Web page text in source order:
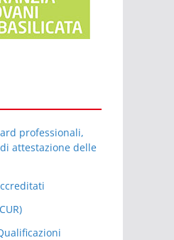
professionali,
attestazione delle